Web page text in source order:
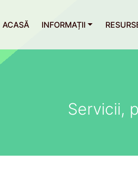
ACASĂ INFORMAȚII
Servicii,